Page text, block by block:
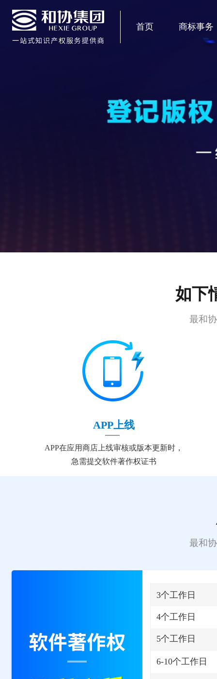
首页 商标事务
如下
最和
APP上线
APP在应用商店上线审核或版本更新时，
急需提交软件著作权证书
最和
3个工作日
4个工作日
5个工作日
6-10个工作日